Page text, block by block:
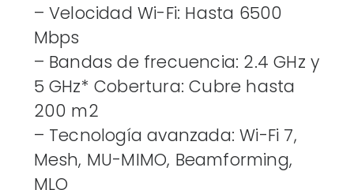
– Velocidad Wi-Fi: Hasta 6500
Mbps
– Bandas de frecuencia: 2.4 GHz y
5 GHz* Cobertura: Cubre hasta
200 m2
– Tecnología avanzada: Wi-Fi 7,
Mesh, MU-MIMO, Beamforming,
MLO